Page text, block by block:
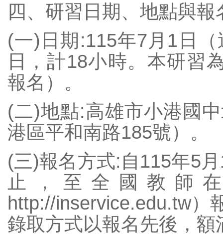
網路直通車
數位學習專區
四、研習日期、地點與報
(一)日期:115年7月1日
日，計18小時。本研習
報名）。
(二)地點:高雄市小港國
港區平和南路185號）。
(三)報名方式:自115年5
止，至全國教師
http://inservice.edu.tw）
錄取方式以報名先後，額